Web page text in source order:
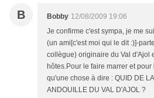
B Bobby 12/08/2009 19:06
Je confirme c'est sympa, je me
(un ami[c'est moi qui le dit :)]-
collègue) originaire du Val d'Ajol
hôtes.Pour le faire marrer et
qu'une chose à dire : QUID DE
ANDOUILLE DU VAL D'AJOL ?